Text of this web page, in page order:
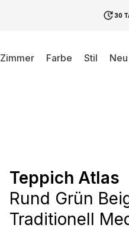
30
Zimmer Farbe Stil Neu
Teppich Atlas
Rund Grün
Traditionell